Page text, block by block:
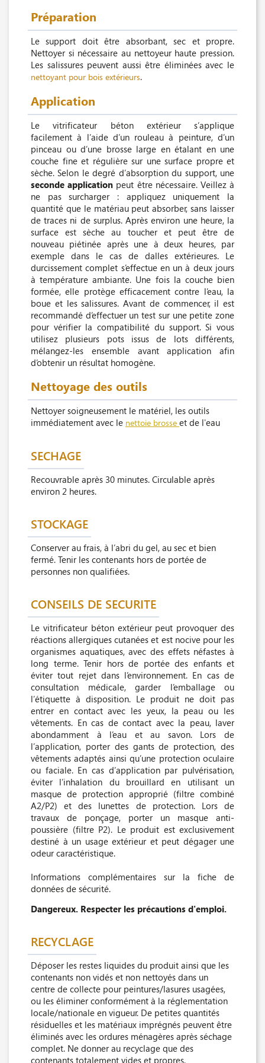
Préparation
Le support doit être absorbant, sec et propre.
Nettoyer si nécessaire au nettoyeur haute pression.
Les salissures peuvent aussi être éliminées avec le
nettoyant pour bois extérieurs.
Application
Le vitrificateur béton extérieur s’applique
facilement à l’aide d’un rouleau à peinture, d’un
pinceau ou d’une brosse large en étalant en une
couche fine et régulière sur une surface propre et
sèche. Selon le degré d’absorption du support, une
seconde application peut être nécessaire. Veillez à
ne pas surcharger : appliquez uniquement la
quantité que le matériau peut absorber, sans laisser
de traces ni de surplus. Après environ une heure, la
surface est sèche au toucher et peut être de
nouveau piétinée après une à deux heures, par
exemple dans le cas de dalles extérieures. Le
durcissement complet s’effectue en un à deux jours
à température ambiante. Une fois la couche bien
formée, elle protège efficacement contre l’eau, la
boue et les salissures. Avant de commencer, il est
recommandé d’effectuer un test sur une petite zone
pour vérifier la compatibilité du support. Si vous
utilisez plusieurs pots issus de lots différents,
mélangez-les ensemble avant application afin
d’obtenir un résultat homogène.
Nettoyage des outils
Nettoyer soigneusement le matériel, les outils
immédiatement avec le nettoie brosse et de l'eau
SECHAGE
Recouvrable après 30 minutes. Circulable après
environ 2 heures.
STOCKAGE
Conserver au frais, à l’abri du gel, au sec et bien
fermé. Tenir les contenants hors de portée de
personnes non qualifiées.
CONSEILS DE SECURITE
Le vitrificateur béton extérieur peut provoquer des
réactions allergiques cutanées et est nocive pour les
organismes aquatiques, avec des effets néfastes à
long terme. Tenir hors de portée des enfants et
éviter tout rejet dans l’environnement. En cas de
consultation médicale, garder l’emballage ou
l’étiquette à disposition. Le produit ne doit pas
entrer en contact avec les yeux, la peau ou les
vêtements. En cas de contact avec la peau, laver
abondamment à l’eau et au savon. Lors de
l’application, porter des gants de protection, des
vêtements adaptés ainsi qu’une protection oculaire
ou faciale. En cas d’application par pulvérisation,
éviter l’inhalation du brouillard en utilisant un
masque de protection approprié (filtre combiné
A2/P2) et des lunettes de protection. Lors de
travaux de ponçage, porter un masque anti-
poussière (filtre P2). Le produit est exclusivement
destiné à un usage extérieur et peut dégager une
odeur caractéristique.
Informations complémentaires sur la fiche de
données de sécurité.
Dangereux. Respecter les précautions d'emploi.
RECYCLAGE
Déposer les restes liquides du produit ainsi que les
contenants non vidés et non nettoyés dans un
centre de collecte pour peintures/lasures usagées,
ou les éliminer conformément à la réglementation
locale/nationale en vigueur. De petites quantités
résiduelles et les matériaux imprégnés peuvent être
éliminés avec les ordures ménagères après séchage
complet. Ne donner au recyclage que des
contenants totalement vides et propres.